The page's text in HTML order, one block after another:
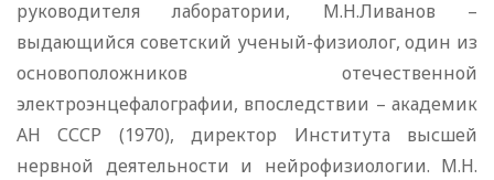
руководителя лаборатории, М.Н.Ливанов –
выдающийся советский ученый-физиолог, один из
основоположников отечественной
электроэнцефалографии, впоследствии – академик
АН СССР (1970), директор Института высшей
нервной деятельности и нейрофизиологии. М.Н.